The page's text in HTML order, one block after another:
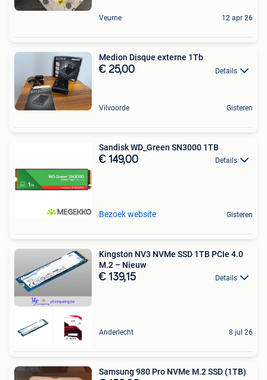
Veurne 12 apr 26
Medion Disque externe 1Tb
€ 25,00 Details
Vilvoorde Gisteren
Sandisk WD_Green SN3000 1TB
€ 149,00 Details
Bezoek website Gisteren
Kingston NV3 NVMe SSD 1TB PCIe 4.0
M.2 – Nieuw
€ 139,15 Details
Anderlecht 8 jul 26
Samsung 980 Pro NVMe M.2 SSD (1TB)